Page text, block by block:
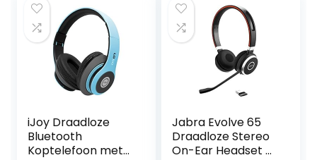
microfoon, in
zwart
draadloos, MIY
app, Microfoon,
Zwart
iJoy Draadloze
Bluetooth
Koptelefoon met
Jabra Evolve 65
Draadloze Stereo
On-Ear Headset –